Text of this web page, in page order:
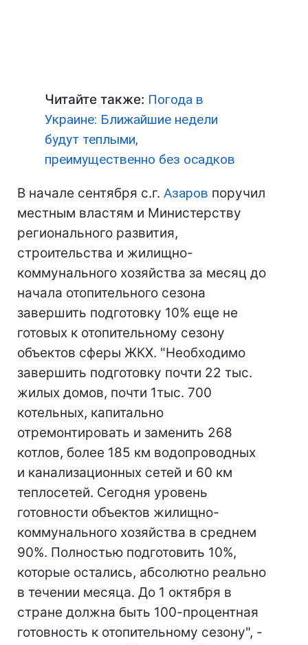
Читайте также: Погода в
Украине: Ближайшие недели
будут теплыми,
преимущественно без осадков
В начале сентября с.г. Азаров поручил
местным властям и Министерству
регионального развития,
строительства и жилищно-
коммунального хозяйства за месяц до
начала отопительного сезона
завершить подготовку 10% еще не
готовых к отопительному сезону
объектов сферы ЖКХ. "Необходимо
завершить подготовку почти 22 тыс.
жилых домов, почти 1тыс. 700
котельных, капитально
отремонтировать и заменить 268
котлов, более 185 км водопроводных
и канализационных сетей и 60 км
теплосетей. Сегодня уровень
готовности объектов жилищно-
коммунального хозяйства в среднем
90%. Полностью подготовить 10%,
которые остались, абсолютно реально
в течении месяца. До 1 октября в
стране должна быть 100-процентная
готовность к отопительному сезону", -